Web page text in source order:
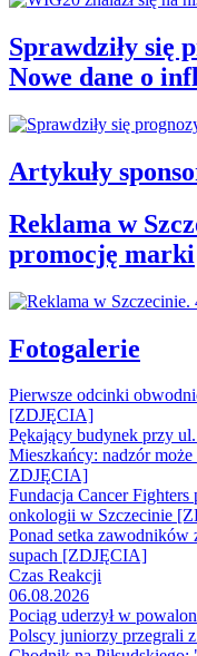
Sprawdziły się
Nowe dane o
Artykuły
Reklama w
promocję marki
Fotogalerie
Pierwsze odcinki
[ZDJĘCIA]
Pękający budynek przy
Mieszkańcy: nadzór
ZDJĘCIA]
Fundacja Cancer Fighters
onkologii w Szczecinie
Ponad setka zawodników
supach [ZDJĘCIA]
Czas Reakcji
06.08.2026
Pociąg uderzył w
Polscy juniorzy przegrali